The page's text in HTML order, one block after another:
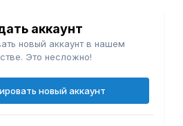
аккаунт
новый аккаунт в нашем
Это несложно!
новый аккаунт